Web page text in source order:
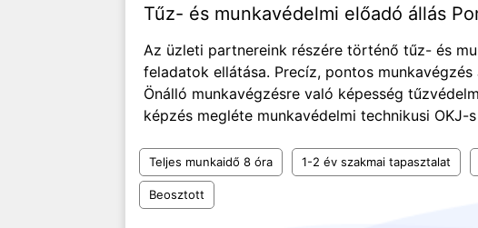
Tűz- és munkavédelmi előadó állás
Az üzleti partnereink részére történő tűz- és
feladatok ellátása. Precíz, pontos
Önálló munkavégzésre való képesség
képzés megléte munkavédelmi technikusi OKJ-
Teljes munkaidő 8 óra 1-2 év szakmai tapasztalat
Beosztott